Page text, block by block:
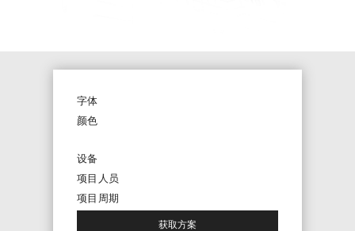
字体
颜色
设备
项目人员
项目周期
获取方案